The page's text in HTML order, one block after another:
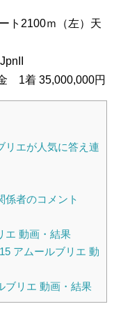
ト2100ｍ（左）天
1着 35,000,000円
リエが人気に答え連
係者のコメント
エ 動画・結果
アムールブリエ 動
ブリエ 動画・結果